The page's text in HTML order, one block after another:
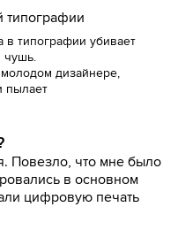
в типографии убивает
чушь.
дизайнере,
пылает
Повезло, что мне было
в основном
цифровую печать